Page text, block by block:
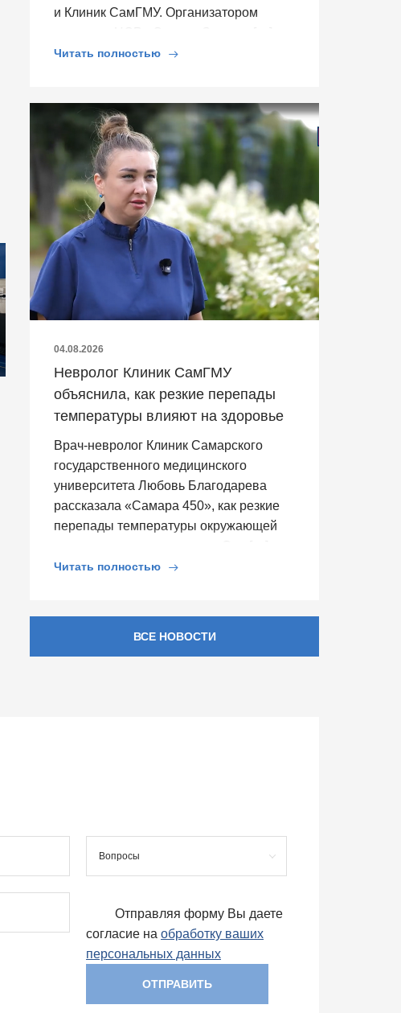
и Клиник СамГМУ. Организатором
Читать полностью
04.08.2026
Невролог Клиник СамГМУ
объяснила, как резкие перепады
температуры влияют на здоровье
Врач-невролог Клиник Самарского
государственного медицинского
университета Любовь Благодарева
рассказала «Самара 450», как резкие
перепады температуры окружающей
Читать полностью
ВСЕ НОВОСТИ
Вопросы
Отправляя форму Вы даете
согласие на обработку ваших
персональных данных
ОТПРАВИТЬ